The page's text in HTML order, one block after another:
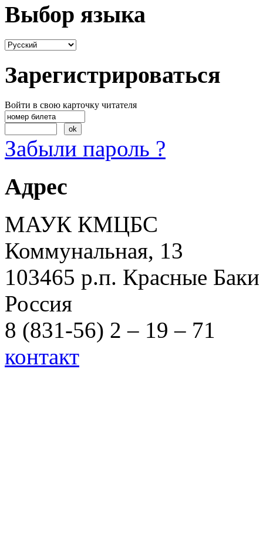
Выбор языка
Зарегистрироваться
Войти в свою карточку читателя
Забыли пароль ?
Адрес
МАУК КМЦБС
Коммунальная, 13
103465 р.п. Красные Баки
Россия
8 (831-56) 2 – 19 – 71
контакт